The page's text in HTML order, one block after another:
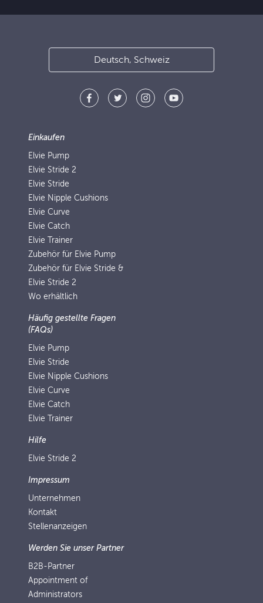
Deutsch, Schweiz
Einkaufen
Elvie Pump
Elvie Stride 2
Elvie Stride
Elvie Nipple Cushions
Elvie Curve
Elvie Catch
Elvie Trainer
Zubehör für Elvie Pump
Zubehör für Elvie Stride &
Elvie Stride 2
Wo erhältlich
Häufig gestellte Fragen
(FAQs)
Elvie Pump
Elvie Stride
Elvie Nipple Cushions
Elvie Curve
Elvie Catch
Elvie Trainer
Hilfe
Elvie Stride 2
Impressum
Unternehmen
Kontakt
Stellenanzeigen
Werden Sie unser Partner
B2B-Partner
Appointment of
Administrators